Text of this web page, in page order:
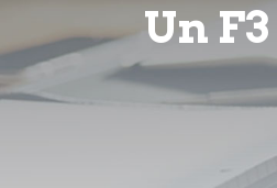
Un